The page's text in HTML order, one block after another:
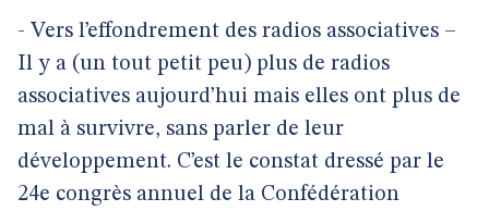
- Vers l’effondrement des radios associatives –
Il y a (un tout petit peu) plus de radios
associatives aujourd’hui mais elles ont plus de
mal à survivre, sans parler de leur
développement. C’est le constat dressé par le
24e congrès annuel de la Confédération